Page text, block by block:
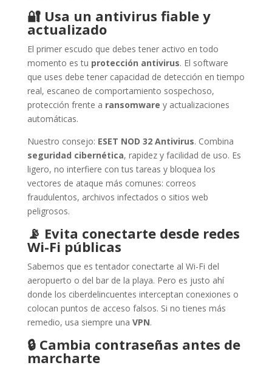
🔐Usa un antivirus fiable y
actualizado
El primer escudo que debes tener activo en todo
momento es tu protección antivirus. El software
que uses debe tener capacidad de detección en tiempo
real, escaneo de comportamiento sospechoso,
protección frente a ransomware y actualizaciones
automáticas.
Nuestro consejo: ESET NOD 32 Antivirus. Combina
seguridad cibernética, rapidez y facilidad de uso. Es
ligero, no interfiere con tus tareas y bloquea los
vectores de ataque más comunes: correos
fraudulentos, archivos infectados o sitios web
peligrosos.
📡 Evita conectarte desde redes
Wi-Fi públicas
Sabemos que es tentador conectarte al Wi-Fi del
aeropuerto o del bar de la playa. Pero es justo ahí
donde los ciberdelincuentes interceptan conexiones o
colocan puntos de acceso falsos. Si no tienes más
remedio, usa siempre una VPN.
🔒Cambia contraseñas antes de
marcharte